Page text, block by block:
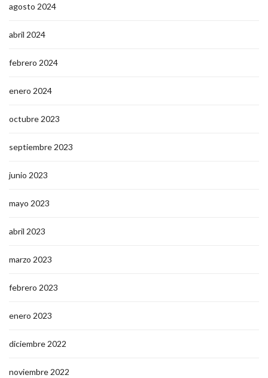
agosto 2024
abril 2024
febrero 2024
enero 2024
octubre 2023
septiembre 2023
junio 2023
mayo 2023
abril 2023
marzo 2023
febrero 2023
enero 2023
diciembre 2022
noviembre 2022